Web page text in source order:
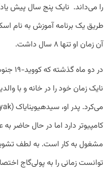
را می‌داند. نایک پنج سال پیش
آن زمان او تنها ۸ سال داشت.
در دو
نایک زمان خود را در خانه و با
کامپیوتر دارد اما در حال حاضر
مشغول به کار است. به لطف
توانست زمانی را به پولی‌گاج